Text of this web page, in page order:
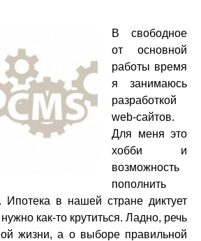
В свободное
от основной
работы время
я занимаюсь
разработкой
web-сайтов.
Для меня это
хобби и
возможность
пополнить
в нашей стране диктует
как-то крутиться. Ладно, речь
жизни, а о выборе правильной